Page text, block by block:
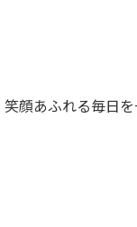
顔あふれる毎日